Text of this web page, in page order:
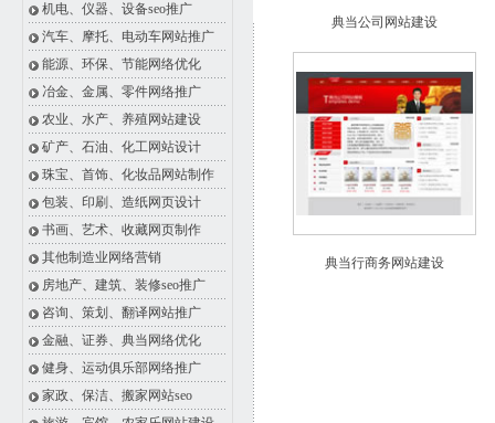
机电、仪器、设备seo推广
汽车、摩托、电动车网站推广
能源、环保、节能网络优化
冶金、金属、零件网络推广
农业、水产、养殖网站建设
矿产、石油、化工网站设计
珠宝、首饰、化妆品网站制作
包装、印刷、造纸网页设计
书画、艺术、收藏网页制作
其他制造业网络营销
房地产、建筑、装修seo推广
咨询、策划、翻译网站推广
金融、证券、典当网络优化
健身、运动俱乐部网络推广
家政、保洁、搬家网站seo
典当公司网站建设
典当行商务网站建设